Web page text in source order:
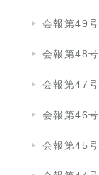
会報第49号
会報第48号
会報第47号
会報第46号
会報第45号